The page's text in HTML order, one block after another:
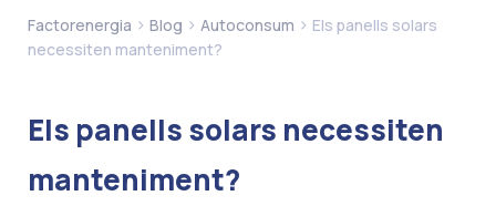
Factorenergia > Blog > Autoconsum > Els panells solars
necessiten manteniment?
Els panells solars necessiten
manteniment?